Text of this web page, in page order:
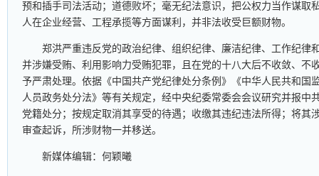
预和插手司法活动；道德败坏；毫无纪法意识，把公权力当作谋取
人在企业经营、工程承揽等方面谋利，并非法收受巨额财物。
郑洪严重违反党的政治纪律、组织纪律、廉洁纪律、工作纪律
并涉嫌受贿、利用影响力受贿犯罪，且在党的十八大后不收敛、不
予严肃处理。依据《中国共产党纪律处分条例》《中华人民共和国
人员政务处分法》等有关规定，经中央纪委常委会会议研究并报中
党籍处分；按规定取消其享受的待遇；收缴其违纪违法所得；将其
审查起诉，所涉财物一并移送。
新媒体编辑：何颖曦